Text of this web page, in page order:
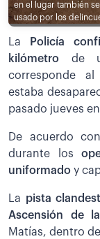
en el lugar también
usado por los
La
Policía
kilómetro de
corresponde al
estaba
pasado jueves
De acuerdo
durante los
uniformado y
La pista
Ascensión de
Matías, dentro